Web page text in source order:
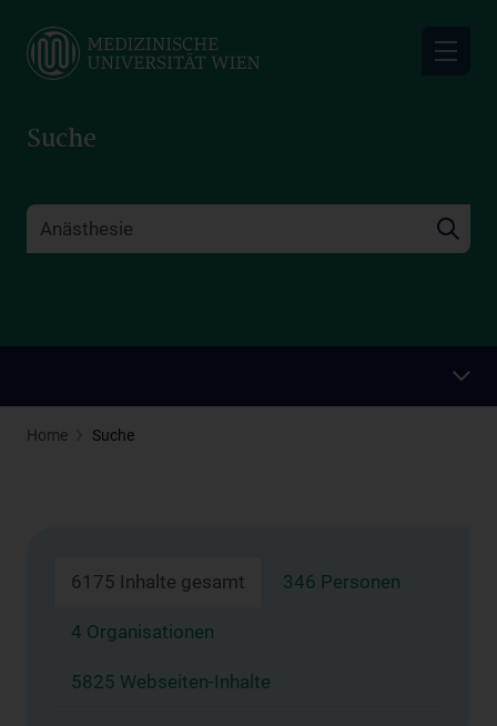
main
Suche
Home Suche
6175 Inhalte gesamt 346 Personen
4 Organisationen
5825 Webseiten-Inhalte